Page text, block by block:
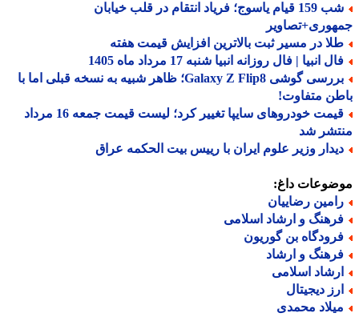
شب 159 قیام یاسوج؛ فریاد انتقام در قلب خیابان
در مسیر ثبت بالاترین افزایش قیمت هفته
انبیا | فال روزانه انبیا شنبه 17 مرداد ماه 1405
بررسی گوشی Galaxy Z Flip8؛ ظاهر شبیه به نسخه قبلی اما با
متفاوت!
قیمت خودروهای سایپا تغییر کرد؛ لیست قیمت جمعه 16 مرداد
شد
وزیر علوم ایران با رییس بیت الحکمه عراق
داغ:
رضاییان
و ارشاد اسلامی
بن گوریون
و ارشاد
اسلامی
دیجیتال
محمدی